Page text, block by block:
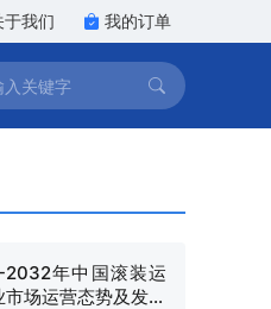
于我们 我的订单
年中国滚装运
市场运营态势及发展